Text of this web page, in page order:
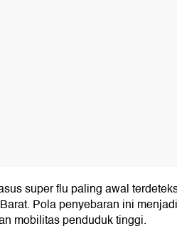
super flu paling awal
Pola penyebaran ini
mobilitas penduduk tinggi.